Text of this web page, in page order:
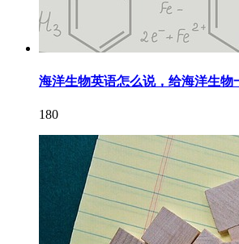
海洋生物英语怎么说，给海洋生物
180